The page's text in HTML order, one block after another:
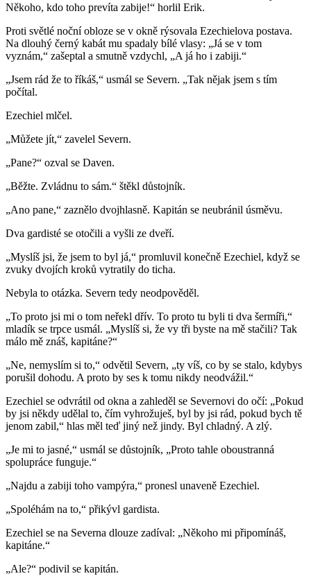
Někoho, kdo toho prevíta zabije!“ horlil Erik.
Proti světlé noční obloze se v okně rýsovala Ezechielova postava.
Na dlouhý černý kabát mu spadaly bílé vlasy: „Já se v tom
vyznám,“ zašeptal a smutně vzdychl, „A já ho i zabiji.“
„Jsem rád že to říkáš,“ usmál se Severn. „Tak nějak jsem s tím
počítal.
Ezechiel mlčel.
„Můžete jít,“ zavelel Severn.
„Pane?“ ozval se Daven.
„Běžte. Zvládnu to sám.“ štěkl důstojník.
„Ano pane,“ zaznělo dvojhlasně. Kapitán se neubránil úsměvu.
Dva gardisté se otočili a vyšli ze dveří.
„Myslíš jsi, že jsem to byl já,“ promluvil konečně Ezechiel, když se
zvuky dvojích kroků vytratily do ticha.
Nebyla to otázka. Severn tedy neodpověděl.
„To proto jsi mi o tom neřekl dřív. To proto tu byli ti dva šermíři,“
mladík se trpce usmál. „Myslíš si, že vy tři byste na mě stačili? Tak
málo mě znáš, kapitáne?“
„Ne, nemyslím si to,“ odvětil Severn, „ty víš, co by se stalo, kdybys
porušil dohodu. A proto by ses k tomu nikdy neodvážil.“
Ezechiel se odvrátil od okna a zahleděl se Severnovi do očí: „Pokud
by jsi někdy udělal to, čím vyhrožuješ, byl by jsi rád, pokud bych tě
jenom zabil,“ hlas měl teď jiný než jindy. Byl chladný. A zlý.
„Je mi to jasné,“ usmál se důstojník, „Proto tahle oboustranná
spolupráce funguje.“
„Najdu a zabiji toho vampýra,“ pronesl unaveně Ezechiel.
„Spoléhám na to,“ přikývl gardista.
Ezechiel se na Severna dlouze zadíval: „Někoho mi připomínáš,
kapitáne.“
„Ale?“ podivil se kapitán.